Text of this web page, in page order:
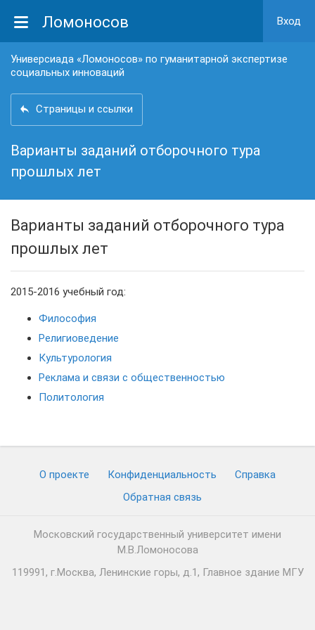
Ломоносов Вход
Универсиада «Ломоносов» по гуманитарной экспертизе
социальных инноваций
Страницы и ссылки
Варианты заданий отборочного тура
прошлых лет
Варианты заданий отборочного тура
прошлых лет
2015-2016 учебный год:
Философия
Религиоведение
Культурология
Реклама и связи с общественностью
Политология
О проекте Конфиденциальность
Cправка
Обратная связь
Московский государственный университет имени
М.В.Ломоносова
119991, г.Москва, Ленинские горы, д.1, Главное здание МГУ